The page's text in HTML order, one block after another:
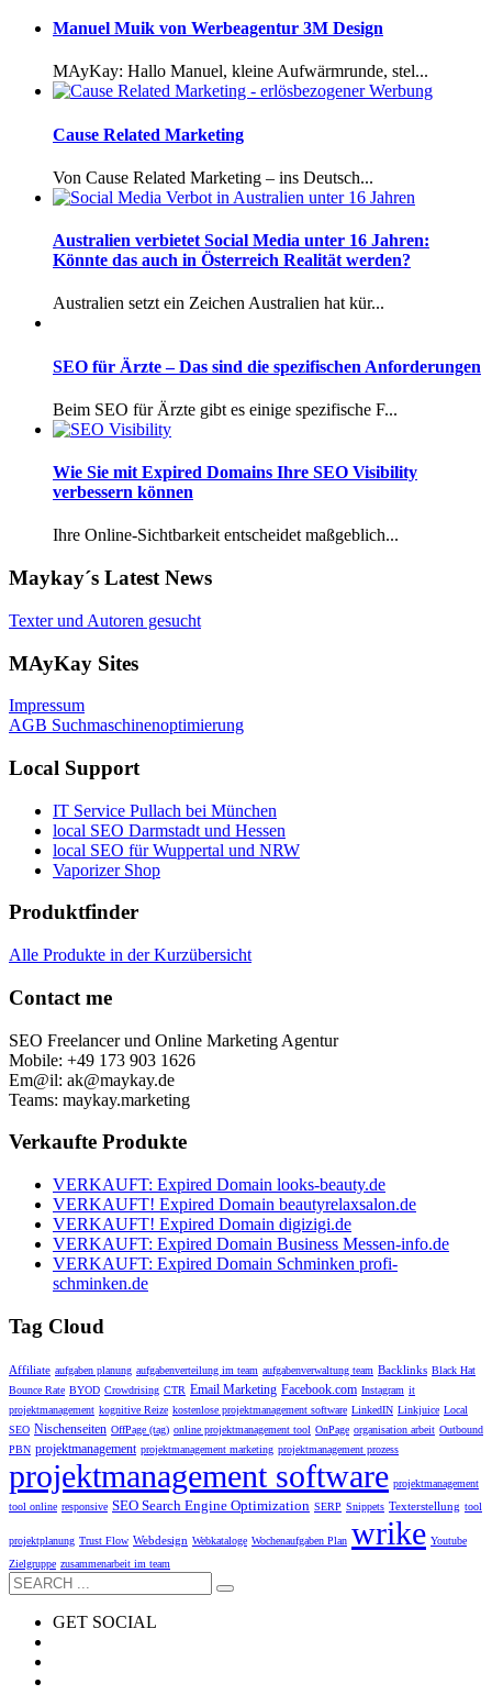
Manuel Muik von Werbeagentur 3M Design
MAyKay: Hallo Manuel, kleine Aufwärmrunde, stel...
Cause Related Marketing
Von Cause Related Marketing – ins Deutsch...
Australien verbietet Social Media unter 16 Jahren:
Könnte das auch in Österreich Realität werden?
Australien setzt ein Zeichen Australien hat kür...
SEO für Ärzte – Das sind die spezifischen Anforderungen
Beim SEO für Ärzte gibt es einige spezifische F...
Wie Sie mit Expired Domains Ihre SEO Visibility
verbessern können
Ihre Online-Sichtbarkeit entscheidet maßgeblich...
Maykay´s Latest News
Texter und Autoren gesucht
MAyKay Sites
Impressum
AGB Suchmaschinenoptimierung
Local Support
IT Service Pullach bei München
local SEO Darmstadt und Hessen
local SEO für Wuppertal und NRW
Vaporizer Shop
Produktfinder
Alle Produkte in der Kurzübersicht
Contact me
SEO Freelancer und Online Marketing Agentur
Mobile: +49 173 903 1626
Em@il: ak@maykay.de
Teams: maykay.marketing
Verkaufte Produkte
VERKAUFT: Expired Domain looks-beauty.de
VERKAUFT! Expired Domain beautyrelaxsalon.de
VERKAUFT! Expired Domain digizigi.de
VERKAUFT: Expired Domain Business Messen-info.de
VERKAUFT: Expired Domain Schminken profi-
schminken.de
Tag Cloud
Affiliate aufgaben planung aufgabenverteilung im team aufgabenverwaltung team Backlinks Black Hat
Bounce Rate BYOD Crowdrising CTR Email Marketing Facebook.com Instagram it
projektmanagement kognitive Reize kostenlose projektmanagement software LinkedIN Linkjuice Local
SEO Nischenseiten OffPage (tag) online projektmanagement tool OnPage organisation arbeit Outbound
PBN projektmanagement projektmanagement marketing projektmanagement prozess
projektmanagement software projektmanagement
tool online responsive SEO Search Engine Optimization SERP Snippets Texterstellung tool
projektplanung Trust Flow Webdesign Webkataloge Wochenaufgaben Plan wrike Youtube
Zielgruppe zusammenarbeit im team
GET SOCIAL